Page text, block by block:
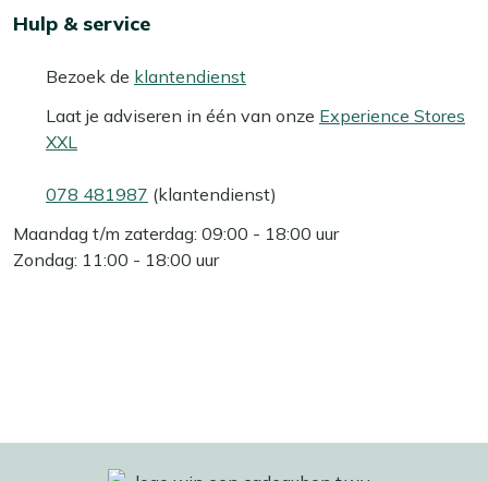
Hulp & service
Bezoek de klantendienst
Laat je adviseren in één van onze Experience Stores
XXL
078 481987 (klantendienst)
Maandag t/m zaterdag: 09:00 - 18:00 uur
Zondag: 11:00 - 18:00 uur